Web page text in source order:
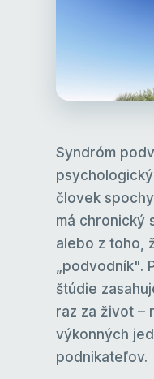
Syndróm
človek
má chronický
alebo z toho,
„podvodník".
štúdie
raz za život –
výkonných
podnikateľov.